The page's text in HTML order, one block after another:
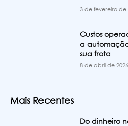
3 de fevereiro de
Custos
a
sua frota
8 de abril de 2026
Mais Recentes
Do dinheiro